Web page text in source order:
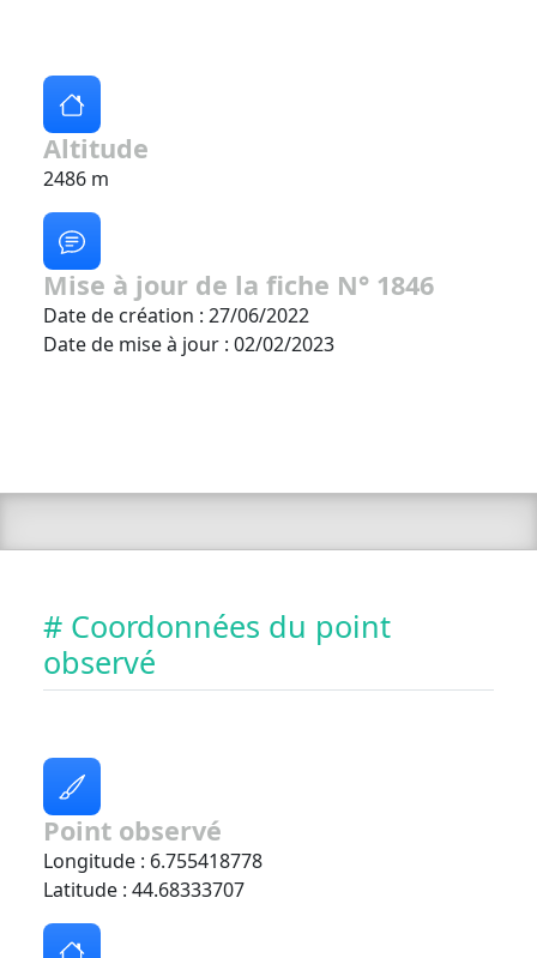
Altitude
2486 m
Mise à jour de la fiche N° 1846
Date de création : 27/06/2022
Date de mise à jour : 02/02/2023
# Coordonnées du point
observé
Point observé
Longitude : 6.755418778
Latitude : 44.68333707